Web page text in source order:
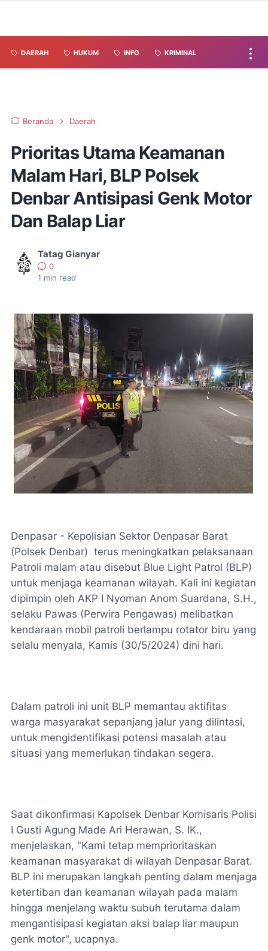
DAERAH HUKUM INFO KRIMINAL
Beranda Daerah
Prioritas Utama Keamanan
Malam Hari, BLP Polsek
Denbar Antisipasi Genk Motor
Dan Balap Liar
Tatag Gianyar
0
1 min read
Denpasar - Kepolisian Sektor Denpasar Barat
(Polsek Denbar) terus meningkatkan pelaksanaan
Patroli malam atau disebut Blue Light Patrol (BLP)
untuk menjaga keamanan wilayah. Kali ini kegiatan
dipimpin oleh AKP I Nyoman Anom Suardana, S.H.,
selaku Pawas (Perwira Pengawas) melibatkan
kendaraan mobil patroli berlampu rotator biru yang
selalu menyala, Kamis (30/5/2024) dini hari.
Dalam patroli ini unit BLP memantau aktifitas
warga masyarakat sepanjang jalur yang dilintasi,
untuk mengidentifikasi potensi masalah atau
situasi yang memerlukan tindakan segera.
Saat dikonfirmasi Kapolsek Denbar Komisaris Polisi
I Gusti Agung Made Ari Herawan, S. IK.,
menjelaskan, "Kami tetap memprioritaskan
keamanan masyarakat di wilayah Denpasar Barat.
BLP ini merupakan langkah penting dalam menjaga
ketertiban dan keamanan wilayah pada malam
hingga menjelang waktu subuh terutama dalam
mengantisipasi kegiatan aksi balap liar maupun
genk motor", ucapnya.